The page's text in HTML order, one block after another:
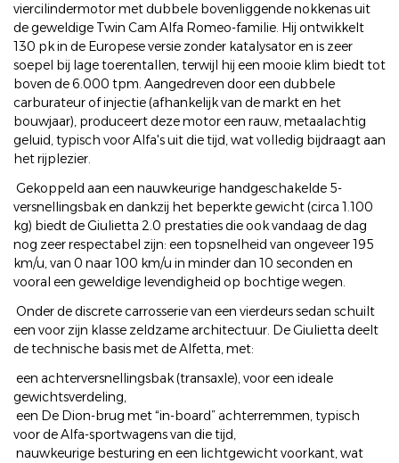
viercilindermotor met dubbele bovenliggende nokkenas uit
de geweldige Twin Cam Alfa Romeo-familie. Hij ontwikkelt
130 pk in de Europese versie zonder katalysator en is zeer
soepel bij lage toerentallen, terwijl hij een mooie klim biedt tot
boven de 6.000 tpm. Aangedreven door een dubbele
carburateur of injectie (afhankelijk van de markt en het
bouwjaar), produceert deze motor een rauw, metaalachtig
geluid, typisch voor Alfa's uit die tijd, wat volledig bijdraagt aan
het rijplezier.
Gekoppeld aan een nauwkeurige handgeschakelde 5-
versnellingsbak en dankzij het beperkte gewicht (circa 1.100
kg) biedt de Giulietta 2.0 prestaties die ook vandaag de dag
nog zeer respectabel zijn: een topsnelheid van ongeveer 195
km/u, van 0 naar 100 km/u in minder dan 10 seconden en
vooral een geweldige levendigheid op bochtige wegen.
Onder de discrete carrosserie van een vierdeurs sedan schuilt
een voor zijn klasse zeldzame architectuur. De Giulietta deelt
de technische basis met de Alfetta, met:
een achterversnellingsbak (transaxle), voor een ideale
gewichtsverdeling,
een De Dion-brug met “in-board” achterremmen, typisch
voor de Alfa-sportwagens van die tijd,
nauwkeurige besturing en een lichtgewicht voorkant, wat